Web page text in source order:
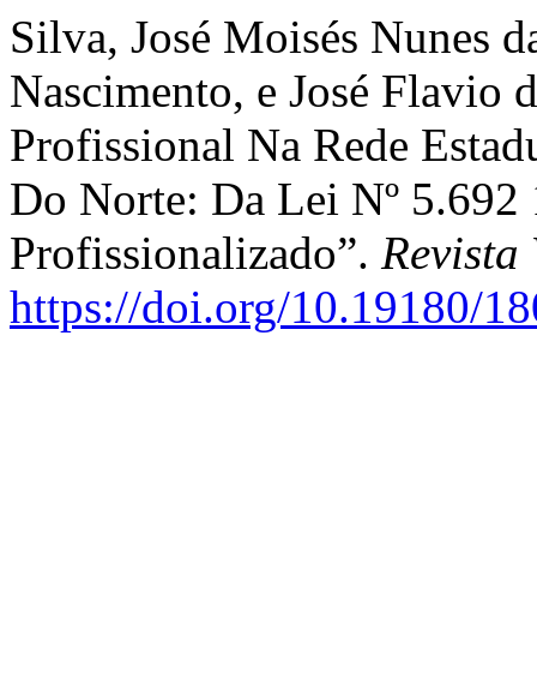
Silva, José Moisés Nunes
Nascimento, e José Flavio
Profissional Na Rede
Do Norte: Da Lei Nº
Profissionalizado”. Revista
https://doi.org/10.19180/